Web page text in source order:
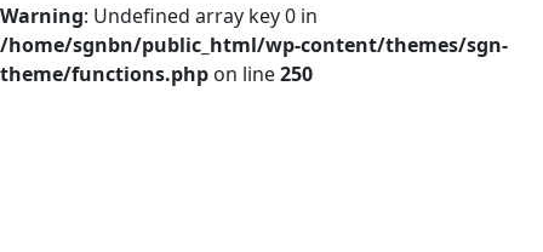
Warning: Undefined array key 0 in
/home/sgnbn/public_html/wp-content/themes/sgn-
theme/functions.php on line250